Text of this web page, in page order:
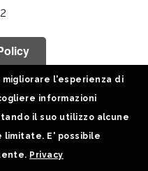
l'esperienza di
informazioni
il suo utilizzo alcune
E' possibile
Privacy